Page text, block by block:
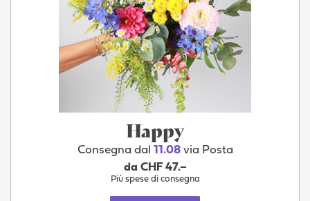
Happy
Consegna dal 11.08via Posta
da CHF 47.–
Più spese di consegna